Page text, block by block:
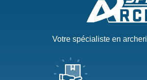
Votre spécialiste en